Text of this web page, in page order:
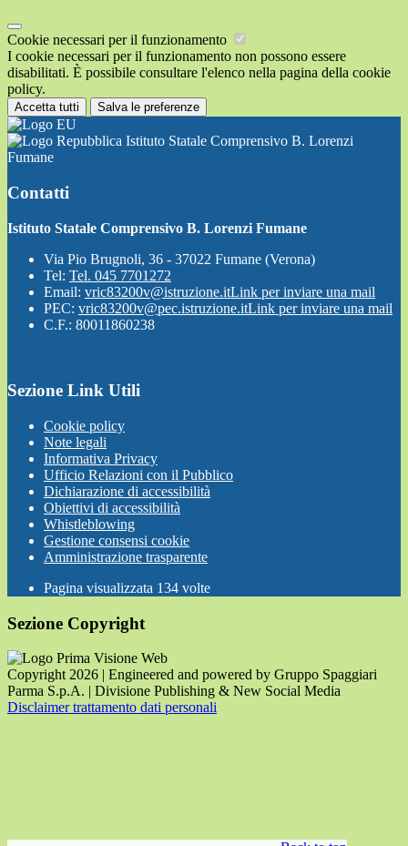
Cookie necessari per il funzionamento
I cookie necessari per il funzionamento non possono essere
disabilitati. È possibile consultare l'elenco nella pagina della cookie
policy.
Accetta tutti Salva le preferenze
Istituto Statale Comprensivo B. Lorenzi
Fumane
Contatti
Istituto Statale Comprensivo B. Lorenzi Fumane
Via Pio Brugnoli, 36 - 37022 Fumane (Verona)
Tel: Tel. 045 7701272
Email: vric83200v@istruzione.itLink per inviare una mail
PEC: vric83200v@pec.istruzione.itLink per inviare una mail
C.F.: 80011860238
Sezione Link Utili
Cookie policy
Note legali
Informativa Privacy
Ufficio Relazioni con il Pubblico
Dichiarazione di accessibilità
Obiettivi di accessibilità
Whistleblowing
Gestione consensi cookie
Amministrazione trasparente
Pagina visualizzata 134 volte
Sezione Copyright
Copyright 2026 | Engineered and powered by Gruppo Spaggiari
Parma S.p.A. | Divisione Publishing & New Social Media
Disclaimer trattamento dati personali